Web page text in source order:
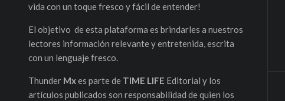
vida con un toque fresco y fácil de entender!
El objetivo de esta plataforma es brindarles a nuestros
lectores información relevante y entretenida, escrita
con un lenguaje fresco.
ThunderMxes parte de TIME LIFE Editorial y los
artículos publicados son responsabilidad de quien los